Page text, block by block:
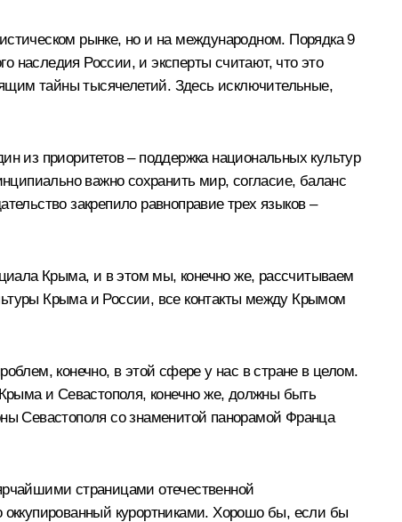
рынке, но и на международном. Порядка 9
наследия России, и эксперты считают, что это
тайны тысячелетий. Здесь исключительные,
из приоритетов – поддержка национальных культур
важно сохранить мир, согласие, баланс
закрепило равноправие трех языков –
Крыма, и в этом мы, конечно же, рассчитываем
Крыма и России, все контакты между Крымом
конечно, в этой сфере у нас в стране в целом.
и Севастополя, конечно же, должны быть
Севастополя со знаменитой панорамой Франца
страницами отечественной
курортниками. Хорошо бы, если бы